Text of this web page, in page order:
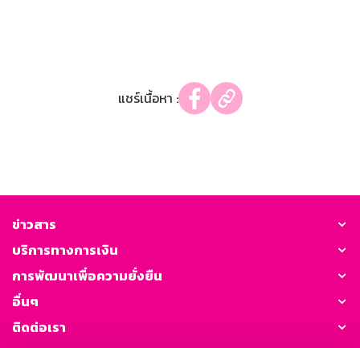
แชร์เนื้อหา :
ข่าวสาร
บริการทางการเงิน
การพัฒนาเพื่อความยั่งยืน
อื่นๆ
ติดต่อเรา